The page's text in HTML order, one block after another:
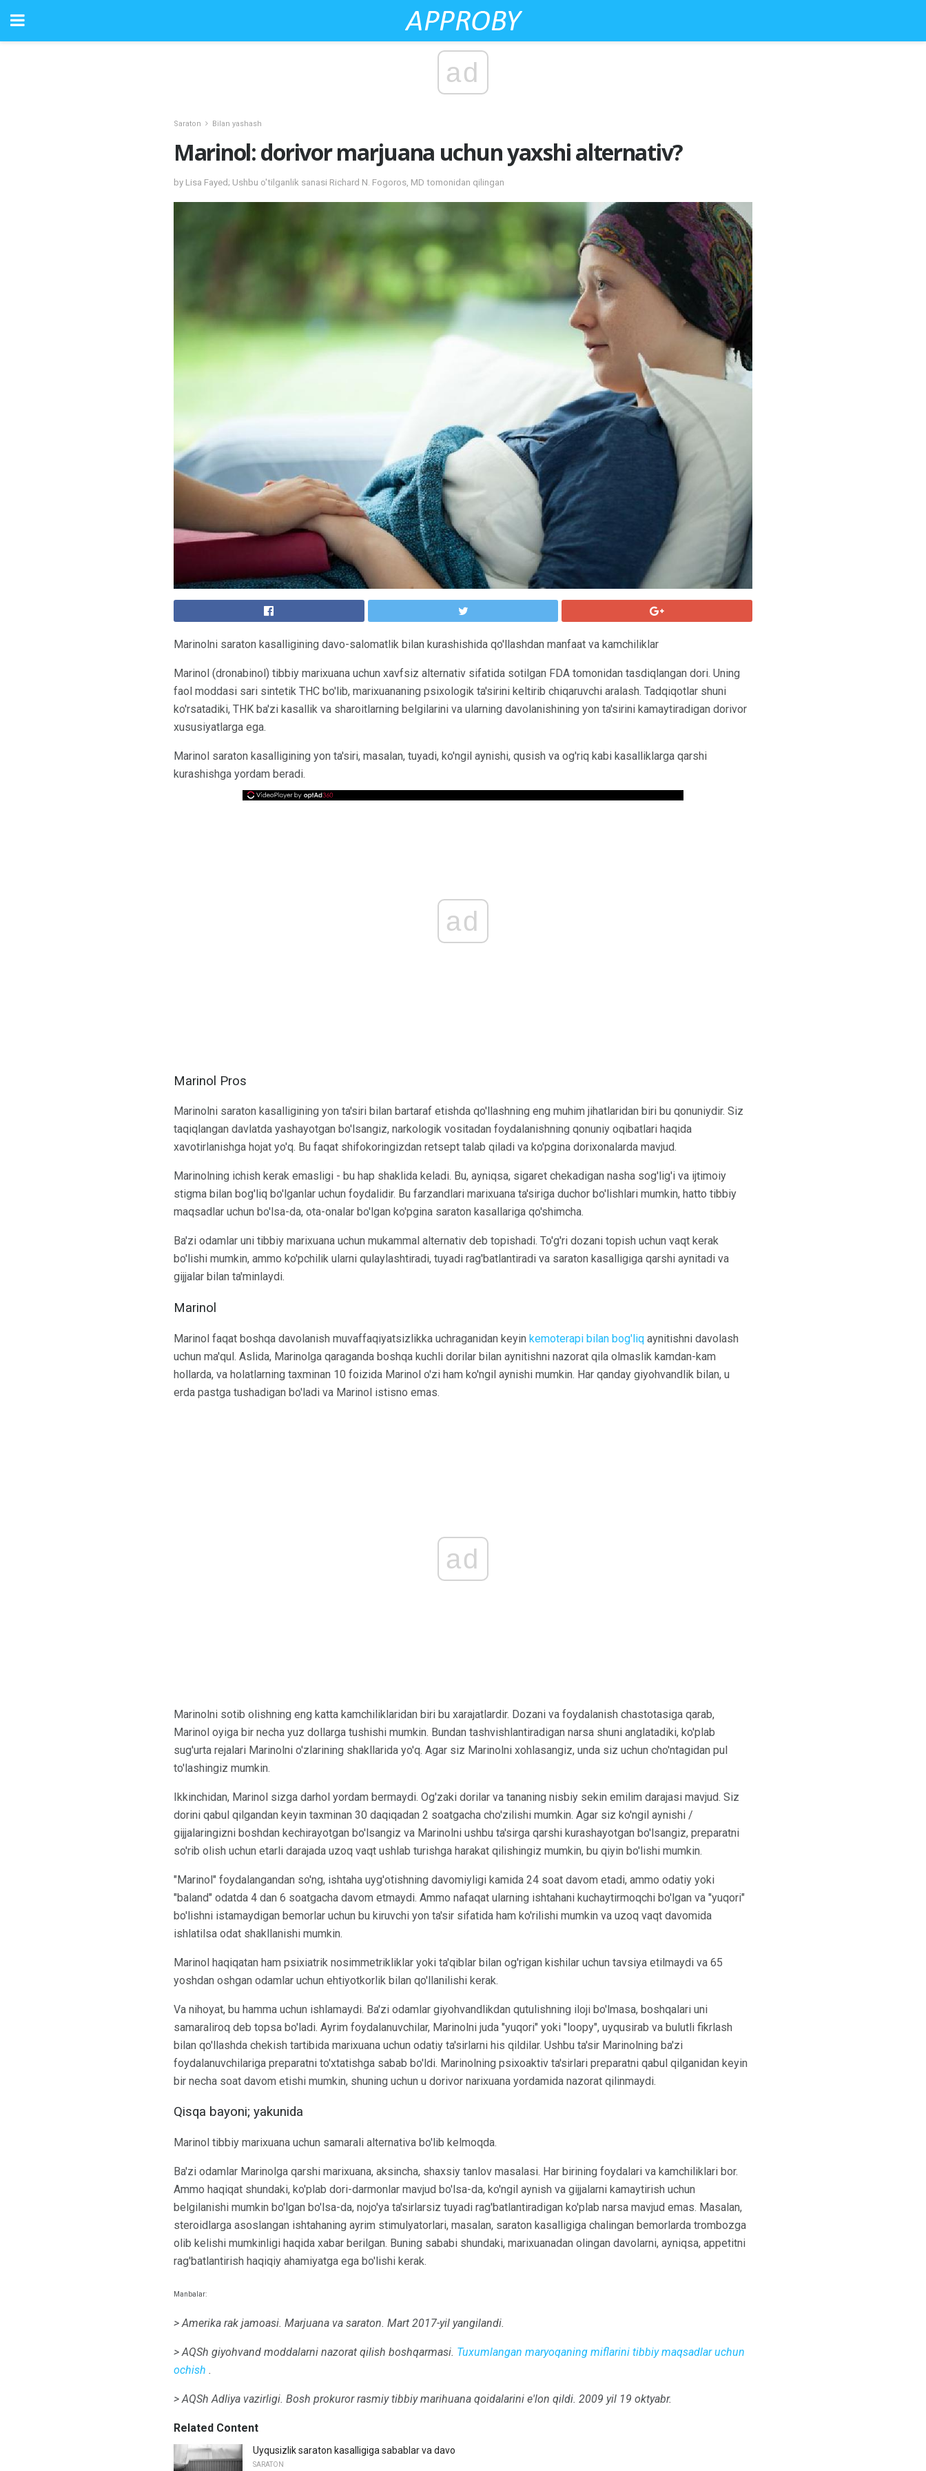
ad
Saraton Bilan yashash
Marinol: dorivor marjuana uchun yaxshi alternativ?
by Lisa Fayed; Ushbu o'tilganlik sanasi Richard N. Fogoros, MD tomonidan qilingan
Marinolni saraton kasalligining davo-salomatlik bilan kurashishida qo'llashdan manfaat va kamchiliklar
Marinol (dronabinol) tibbiy marixuana uchun xavfsiz alternativ sifatida sotilgan FDA tomonidan tasdiqlangan dori. Uning
faol moddasi sari sintetik THC bo'lib, marixuananing psixologik ta'sirini keltirib chiqaruvchi aralash. Tadqiqotlar shuni
ko'rsatadiki, THK ba'zi kasallik va sharoitlarning belgilarini va ularning davolanishining yon ta'sirini kamaytiradigan dorivor
xususiyatlarga ega.
Marinol saraton kasalligining yon ta'siri, masalan, tuyadi, ko'ngil aynishi, qusish va og'riq kabi kasalliklarga qarshi
kurashishga yordam beradi.
ad
Marinol Pros
Marinolni saraton kasalligining yon ta'siri bilan bartaraf etishda qo'llashning eng muhim jihatlaridan biri bu qonuniydir. Siz
taqiqlangan davlatda yashayotgan bo'lsangiz, narkologik vositadan foydalanishning qonuniy oqibatlari haqida
xavotirlanishga hojat yo'q. Bu faqat shifokoringizdan retsept talab qiladi va ko'pgina dorixonalarda mavjud.
Marinolning ichish kerak emasligi - bu hap shaklida keladi. Bu, ayniqsa, sigaret chekadigan nasha sog'lig'i va ijtimoiy
stigma bilan bog'liq bo'lganlar uchun foydalidir. Bu farzandlari marixuana ta'siriga duchor bo'lishlari mumkin, hatto tibbiy
maqsadlar uchun bo'lsa-da, ota-onalar bo'lgan ko'pgina saraton kasallariga qo'shimcha.
Ba'zi odamlar uni tibbiy marixuana uchun mukammal alternativ deb topishadi. To'g'ri dozani topish uchun vaqt kerak
bo'lishi mumkin, ammo ko'pchilik ularni qulaylashtiradi, tuyadi rag'batlantiradi va saraton kasalligiga qarshi aynitadi va
gijjalar bilan ta'minlaydi.
Marinol
Marinol faqat boshqa davolanish muvaffaqiyatsizlikka uchraganidan keyin kemoterapi bilan bog'liq aynitishni davolash
uchun ma'qul. Aslida, Marinolga qaraganda boshqa kuchli dorilar bilan aynitishni nazorat qila olmaslik kamdan-kam
hollarda, va holatlarning taxminan 10 foizida Marinol o'zi ham ko'ngil aynishi mumkin. Har qanday giyohvandlik bilan, u
erda pastga tushadigan bo'ladi va Marinol istisno emas.
ad
Marinolni sotib olishning eng katta kamchiliklaridan biri bu xarajatlardir. Dozani va foydalanish chastotasiga qarab,
Marinol oyiga bir necha yuz dollarga tushishi mumkin. Bundan tashvishlantiradigan narsa shuni anglatadiki, ko'plab
sug'urta rejalari Marinolni o'zlarining shakllarida yo'q. Agar siz Marinolni xohlasangiz, unda siz uchun cho'ntagidan pul
to'lashingiz mumkin.
Ikkinchidan, Marinol sizga darhol yordam bermaydi. Og'zaki dorilar va tananing nisbiy sekin emilim darajasi mavjud. Siz
dorini qabul qilgandan keyin taxminan 30 daqiqadan 2 soatgacha cho'zilishi mumkin. Agar siz ko'ngil aynishi /
gijjalaringizni boshdan kechirayotgan bo'lsangiz va Marinolni ushbu ta'sirga qarshi kurashayotgan bo'lsangiz, preparatni
so'rib olish uchun etarli darajada uzoq vaqt ushlab turishga harakat qilishingiz mumkin, bu qiyin bo'lishi mumkin.
"Marinol" foydalangandan so'ng, ishtaha uyg'otishning davomiyligi kamida 24 soat davom etadi, ammo odatiy yoki
"baland" odatda 4 dan 6 soatgacha davom etmaydi. Ammo nafaqat ularning ishtahani kuchaytirmoqchi bo'lgan va "yuqori"
bo'lishni istamaydigan bemorlar uchun bu kiruvchi yon ta'sir sifatida ham ko'rilishi mumkin va uzoq vaqt davomida
ishlatilsa odat shakllanishi mumkin.
Marinol haqiqatan ham psixiatrik nosimmetrikliklar yoki ta'qiblar bilan og'rigan kishilar uchun tavsiya etilmaydi va 65
yoshdan oshgan odamlar uchun ehtiyotkorlik bilan qo'llanilishi kerak.
Va nihoyat, bu hamma uchun ishlamaydi. Ba'zi odamlar giyohvandlikdan qutulishning iloji bo'lmasa, boshqalari uni
samaraliroq deb topsa bo'ladi. Ayrim foydalanuvchilar, Marinolni juda "yuqori" yoki "loopy", uyqusirab va bulutli fikrlash
bilan qo'llashda chekish tartibida marixuana uchun odatiy ta'sirlarni his qildilar. Ushbu ta'sir Marinolning ba'zi
foydalanuvchilariga preparatni to'xtatishga sabab bo'ldi. Marinolning psixoaktiv ta'sirlari preparatni qabul qilganidan keyin
bir necha soat davom etishi mumkin, shuning uchun u dorivor narixuana yordamida nazorat qilinmaydi.
Qisqa bayoni; yakunida
Marinol tibbiy marixuana uchun samarali alternativa bo'lib kelmoqda.
Ba'zi odamlar Marinolga qarshi marixuana, aksincha, shaxsiy tanlov masalasi. Har birining foydalari va kamchiliklari bor.
Ammo haqiqat shundaki, ko'plab dori-darmonlar mavjud bo'lsa-da, ko'ngil aynish va gijjalarni kamaytirish uchun
belgilanishi mumkin bo'lgan bo'lsa-da, nojo'ya ta'sirlarsiz tuyadi rag'batlantiradigan ko'plab narsa mavjud emas. Masalan,
steroidlarga asoslangan ishtahaning ayrim stimulyatorlari, masalan, saraton kasalligiga chalingan bemorlarda trombozga
olib kelishi mumkinligi haqida xabar berilgan. Buning sababi shundaki, marixuanadan olingan davolarni, ayniqsa, appetitni
rag'batlantirish haqiqiy ahamiyatga ega bo'lishi kerak.
Manbalar:
> Amerika rak jamoasi. Marjuana va saraton. Mart 2017-yil yangilandi.
> AQSh giyohvand moddalarni nazorat qilish boshqarmasi. Tuxumlangan maryoqaning miflarini tibbiy maqsadlar uchun
ochish .
> AQSh Adliya vazirligi. Bosh prokuror rasmiy tibbiy marihuana qoidalarini e'lon qildi. 2009 yil 19 oktyabr.
Related Content
Uyqusizlik saraton kasalligiga sabablar va davo
SARATON